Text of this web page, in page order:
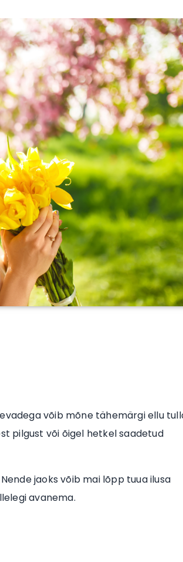
võib mõne tähemärgi ellu
pilgust või õigel hetkel saadetud
jaoks võib mai lõpp tuua ilusa
avanema.